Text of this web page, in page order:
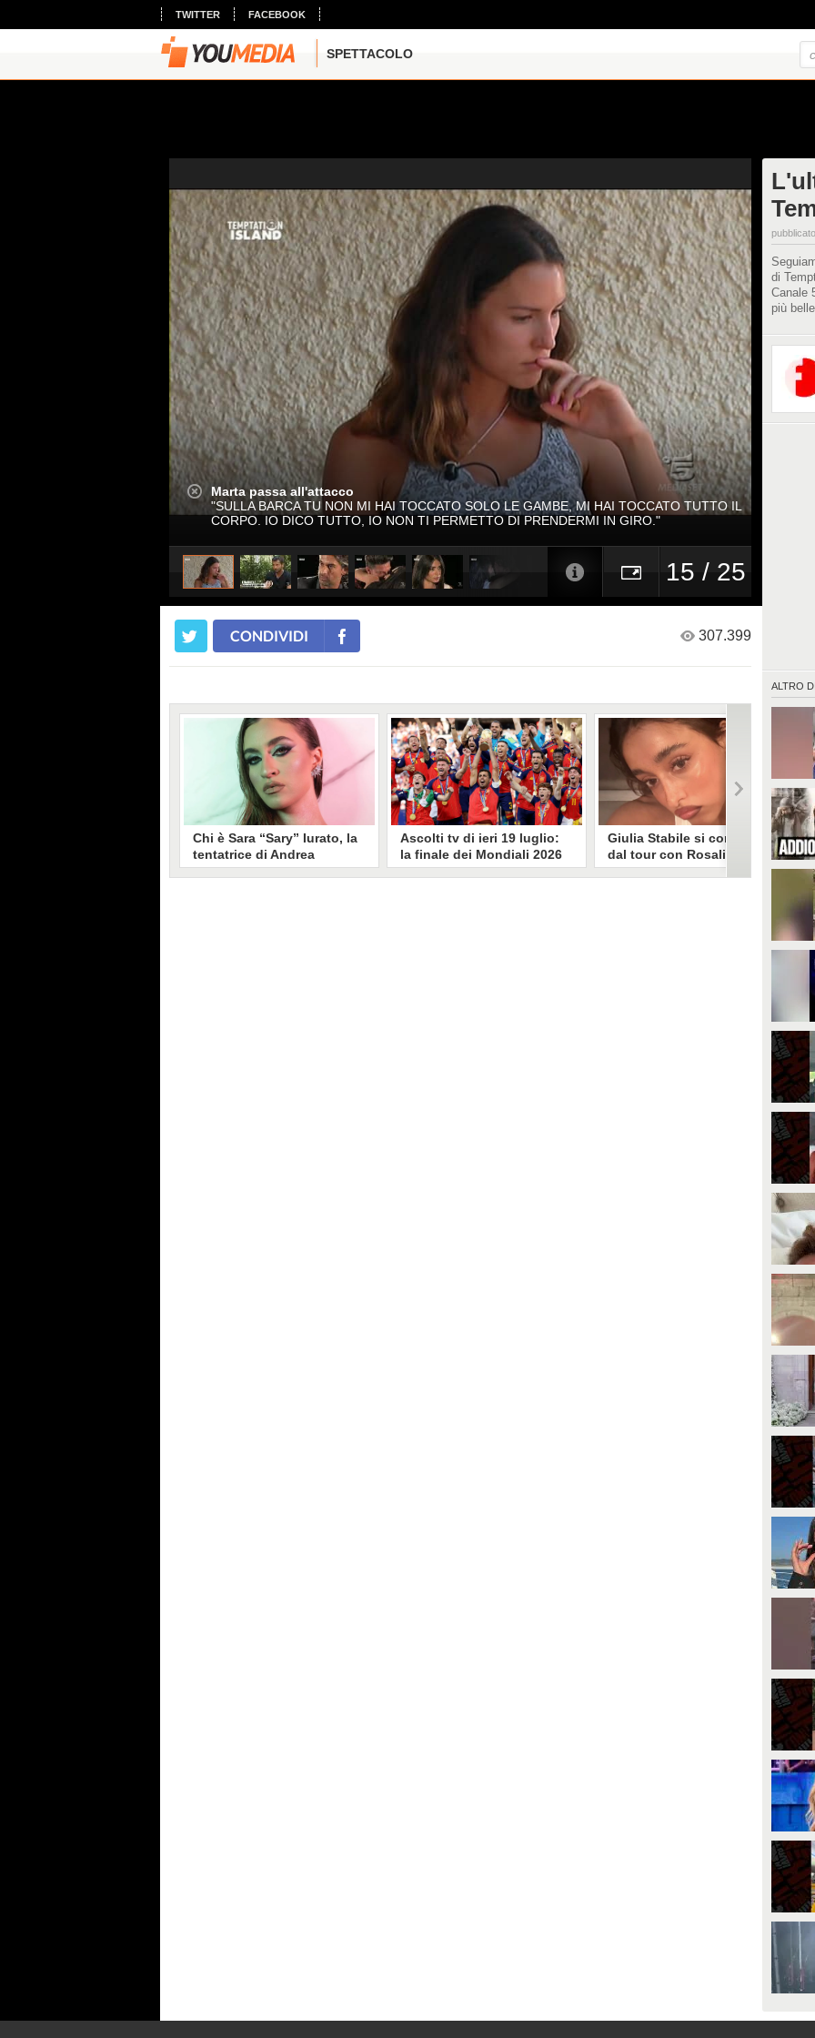
TWITTER FACEBOOK
SPETTACOLO
Marta passa all'attacco
"SULLA BARCA TU NON MI HAI TOCCATO SOLO LE GAMBE, MI HAI TOCCATO TUTTO IL
CORPO. IO DICO TUTTO, IO NON TI PERMETTO DI PRENDERMI IN GIRO."
15 / 25
di
Canale
più
ALTRO DI
CONDIVIDI 307.399
Chi è Sara “Sary” Iurato, la
tentatrice di Andrea
Petraroli a Temptation
Ascolti tv di ieri 19 luglio:
la finale dei Mondiali 2026
Spagna-Argentina
Giulia Stabile si confessa
dal tour con Rosalia: "Non
sono stata bene, costretta
lasciata andare a una confessione
altri. A volte è già dentro di noi".